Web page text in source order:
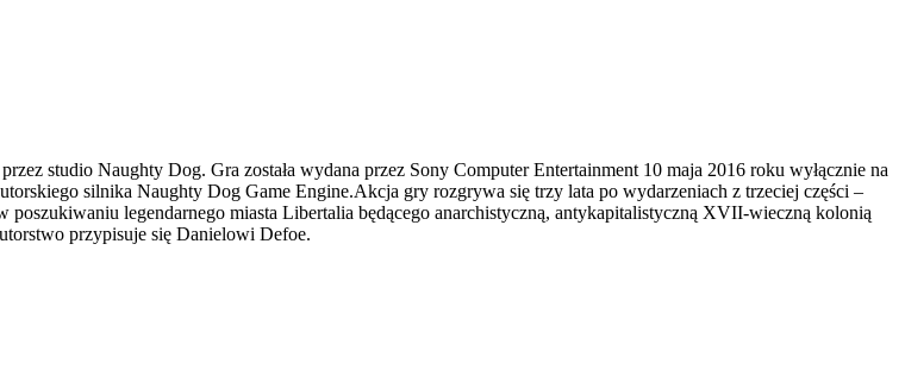
studio Naughty Dog. Gra została wydana przez Sony Computer Entertainment 10 maja 2016 roku wyłącznie na
silnika Naughty Dog Game Engine.Akcja gry rozgrywa się trzy lata po wydarzeniach z trzeciej części –
legendarnego miasta Libertalia będącego anarchistyczną, antykapitalistyczną XVII-wieczną kolonią
przypisuje się Danielowi Defoe.